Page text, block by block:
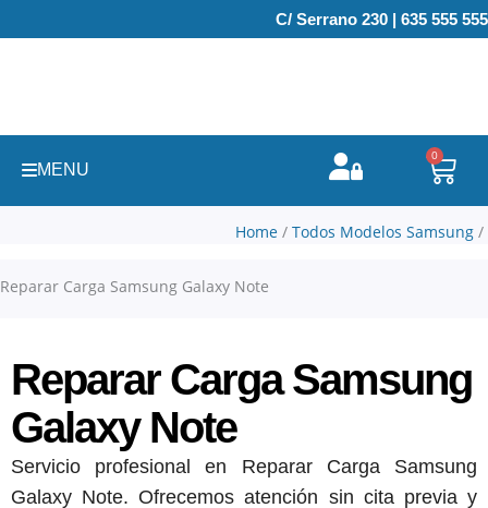
al
C/ Serrano 230 | 635 555 555
MENU
0
Home / Todos Modelos Samsung /
Reparar Carga Samsung Galaxy Note
Reparar Carga Samsung
Galaxy Note
Servicio profesional en Reparar Carga Samsung
Galaxy Note. Ofrecemos atención sin cita previa y